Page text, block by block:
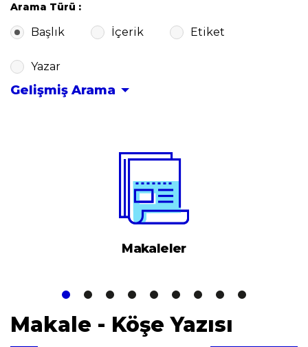
Arama Türü
Başlık İçerik Etiket
Yazar
Gelişmiş Arama
Makaleler
Makale - Köşe Yazısı